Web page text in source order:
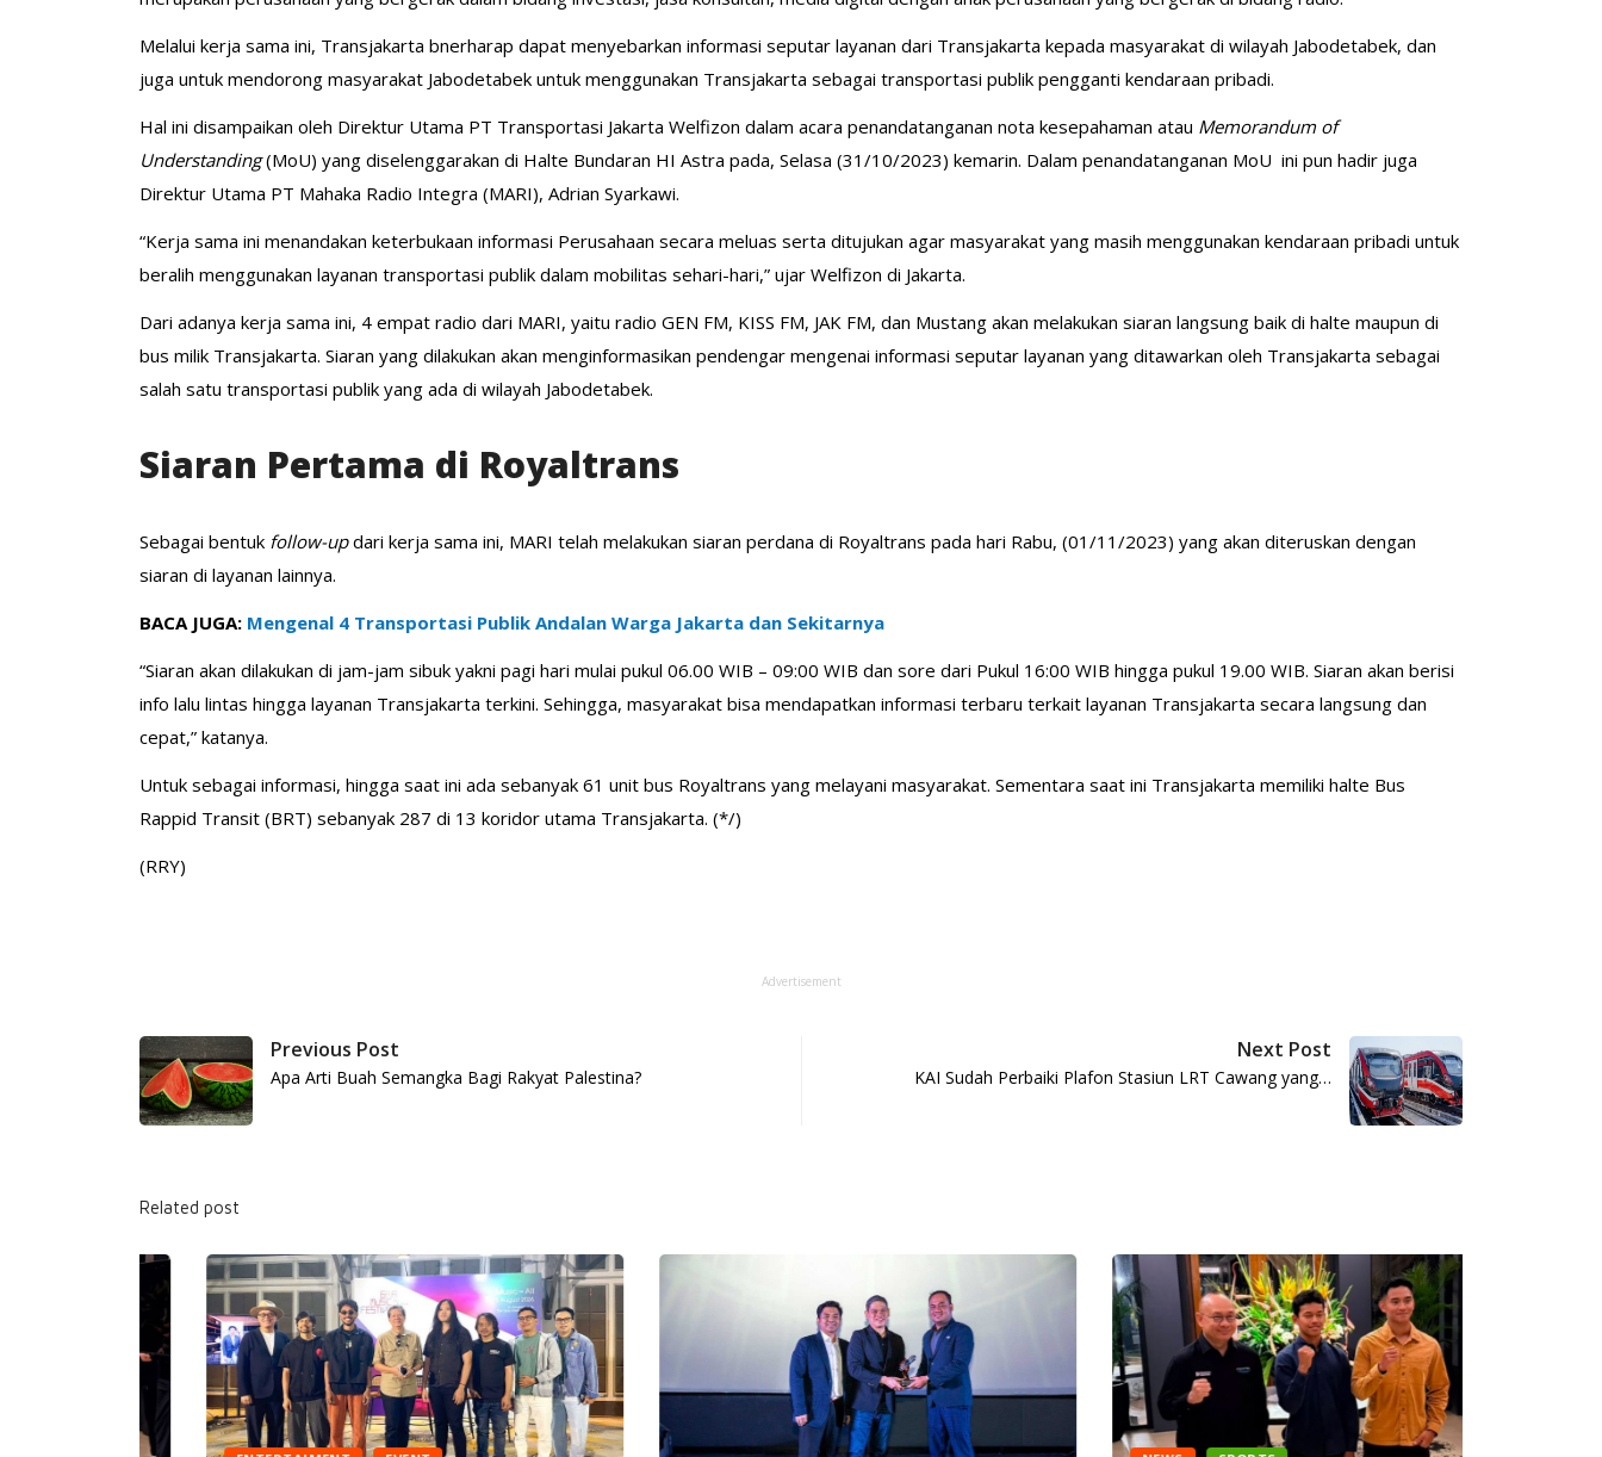
Melalui kerja sama ini, Transjakarta bnerharap dapat menyebarkan informasi seputar layanan dari Transjakarta kepada masyarakat di wilayah Jabodetabek, dan
juga untuk mendorong masyarakat Jabodetabek untuk menggunakan Transjakarta sebagai transportasi publik pengganti kendaraan pribadi.
Hal ini disampaikan oleh Direktur Utama PT Transportasi Jakarta Welfizon dalam acara penandatanganan nota kesepahaman atau Memorandum of
Understanding(MoU) yang diselenggarakan di Halte Bundaran HI Astra pada, Selasa (31/10/2023) kemarin. Dalam penandatanganan MoU ini pun hadir juga
Direktur Utama PT Mahaka Radio Integra (MARI), Adrian Syarkawi.
“Kerja sama ini menandakan keterbukaan informasi Perusahaan secara meluas serta ditujukan agar masyarakat yang masih menggunakan kendaraan pribadi untuk
beralih menggunakan layanan transportasi publik dalam mobilitas sehari-hari,” ujar Welfizon di Jakarta.
Dari adanya kerja sama ini, 4 empat radio dari MARI, yaitu radio GEN FM, KISS FM, JAK FM, dan Mustang akan melakukan siaran langsung baik di halte maupun di
bus milik Transjakarta. Siaran yang dilakukan akan menginformasikan pendengar mengenai informasi seputar layanan yang ditawarkan oleh Transjakarta sebagai
salah satu transportasi publik yang ada di wilayah Jabodetabek.
Siaran Pertama di Royaltrans
Sebagai bentuk follow-updari kerja sama ini, MARI telah melakukan siaran perdana di Royaltrans pada hari Rabu, (01/11/2023) yang akan diteruskan dengan
siaran di layanan lainnya.
BACA JUGA: Mengenal 4 Transportasi Publik Andalan Warga Jakarta dan Sekitarnya
“Siaran akan dilakukan di jam-jam sibuk yakni pagi hari mulai pukul 06.00 WIB – 09:00 WIB dan sore dari Pukul 16:00 WIB hingga pukul 19.00 WIB. Siaran akan berisi
info lalu lintas hingga layanan Transjakarta terkini. Sehingga, masyarakat bisa mendapatkan informasi terbaru terkait layanan Transjakarta secara langsung dan
cepat,” katanya.
Untuk sebagai informasi, hingga saat ini ada sebanyak 61 unit bus Royaltrans yang melayani masyarakat. Sementara saat ini Transjakarta memiliki halte Bus
Rappid Transit (BRT) sebanyak 287 di 13 koridor utama Transjakarta. (*/)
(RRY)
Advertisement
Previous Post
Apa Arti Buah Semangka Bagi Rakyat Palestina?
Next Post
KAI Sudah Perbaiki Plafon Stasiun LRT Cawang yang…
Related post